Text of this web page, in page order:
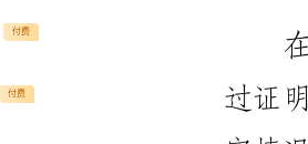
付费
付费 能够喜欢。